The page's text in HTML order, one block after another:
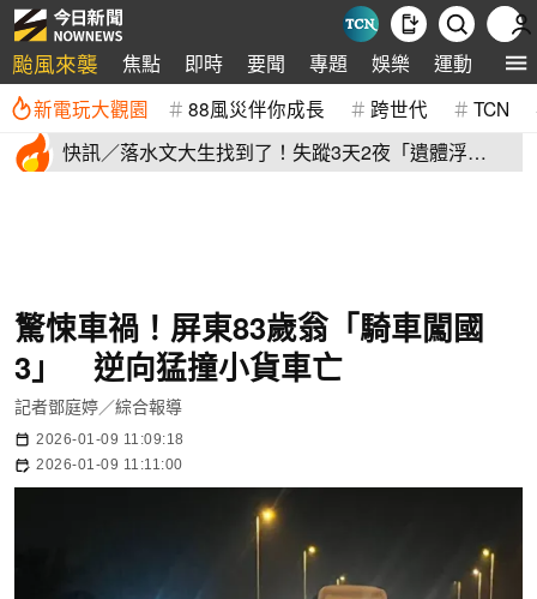
颱風來襲 焦點 即時 要聞 專題 娛樂 運動 全球
新電玩大觀園 88風災伴你成長 跨世代 TCN
快訊／落水文大生找到了！失蹤3天2夜「遺體浮
驚悚車禍！屏東83歲翁「騎車闖國
3」 逆向猛撞小貨車亡
記者鄧庭婷／綜合報導
2026-01-09 11:09:18
2026-01-09 11:11:00